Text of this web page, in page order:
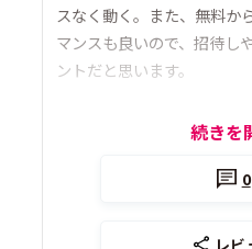
スなく動く。また、無料か
マンスも良いので、招待し
ントだと思います。
続きを
0
レビ